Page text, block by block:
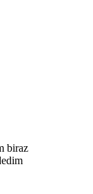
biraz